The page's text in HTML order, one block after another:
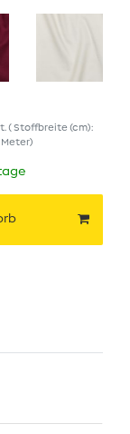
( Stoffbreite (cm):
Meter)